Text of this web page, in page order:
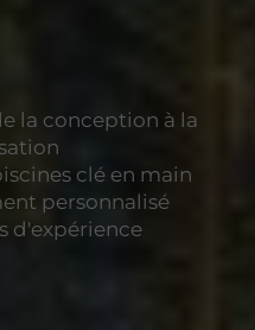
la conception à la
clé en main
personnalisé
d'expérience